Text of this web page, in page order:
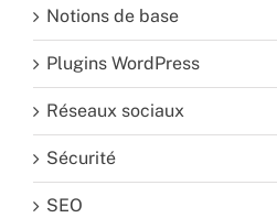
Notions de base
Plugins WordPress
Réseaux sociaux
Sécurité
SEO